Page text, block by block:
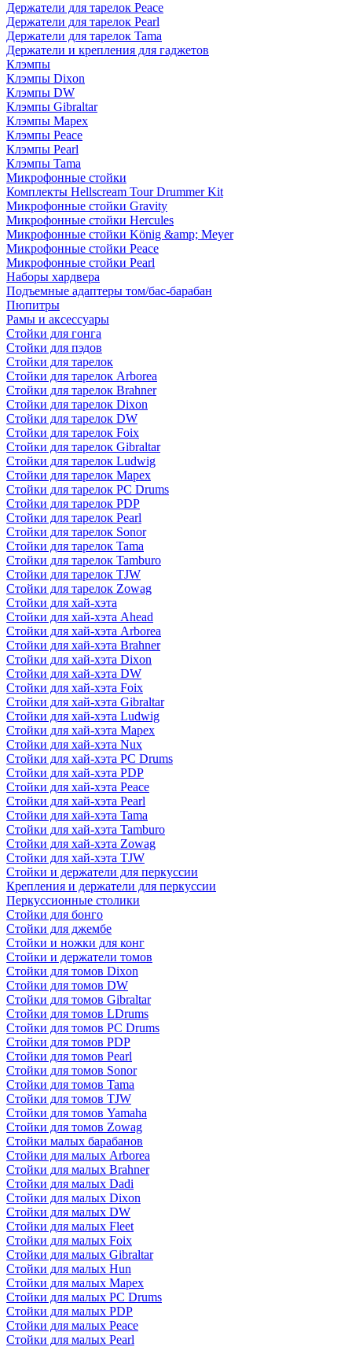
Держатели для тарелок Peace
Держатели для тарелок Pearl
Держатели для тарелок Tama
Держатели и крепления для гаджетов
Клэмпы
Клэмпы Dixon
Клэмпы DW
Клэмпы Gibraltar
Клэмпы Mapex
Клэмпы Peace
Клэмпы Pearl
Клэмпы Tama
Микрофонные стойки
Комплекты Hellscream Tour Drummer Kit
Микрофонные стойки Gravity
Микрофонные стойки Hercules
Микрофонные стойки König &amp; Meyer
Микрофонные стойки Peace
Микрофонные стойки Pearl
Наборы хардвера
Подъемные адаптеры том/бас-барабан
Пюпитры
Рамы и аксессуары
Стойки для гонга
Стойки для пэдов
Стойки для тарелок
Стойки для тарелок Arborea
Стойки для тарелок Brahner
Стойки для тарелок Dixon
Стойки для тарелок DW
Стойки для тарелок Foix
Стойки для тарелок Gibraltar
Стойки для тарелок Ludwig
Стойки для тарелок Mapex
Стойки для тарелок PC Drums
Стойки для тарелок PDP
Стойки для тарелок Pearl
Стойки для тарелок Sonor
Стойки для тарелок Tama
Стойки для тарелок Tamburo
Стойки для тарелок TJW
Стойки для тарелок Zowag
Стойки для хай-хэта
Стойки для хай-хэта Ahead
Стойки для хай-хэта Arborea
Стойки для хай-хэта Brahner
Стойки для хай-хэта Dixon
Стойки для хай-хэта DW
Стойки для хай-хэта Foix
Стойки для хай-хэта Gibraltar
Стойки для хай-хэта Ludwig
Стойки для хай-хэта Mapex
Стойки для хай-хэта Nux
Стойки для хай-хэта PC Drums
Стойки для хай-хэта PDP
Стойки для хай-хэта Peace
Стойки для хай-хэта Pearl
Стойки для хай-хэта Tama
Стойки для хай-хэта Tamburo
Стойки для хай-хэта Zowag
Стойки для хай-хэта TJW
Стойки и держатели для перкуссии
Крепления и держатели для перкуссии
Перкуссионные столики
Стойки для бонго
Стойки для джембе
Стойки и ножки для конг
Стойки и держатели томов
Стойки для томов Dixon
Стойки для томов DW
Стойки для томов Gibraltar
Стойки для томов LDrums
Стойки для томов PC Drums
Стойки для томов PDP
Стойки для томов Pearl
Стойки для томов Sonor
Стойки для томов Tama
Стойки для томов TJW
Стойки для томов Yamaha
Стойки для томов Zowag
Стойки малых барабанов
Стойки для малых Arborea
Стойки для малых Brahner
Стойки для малых Dadi
Стойки для малых Dixon
Стойки для малых DW
Стойки для малых Fleet
Стойки для малых Foix
Стойки для малых Gibraltar
Стойки для малых Hun
Стойки для малых Mapex
Стойки для малых PC Drums
Стойки для малых PDP
Стойки для малых Peace
Стойки для малых Pearl